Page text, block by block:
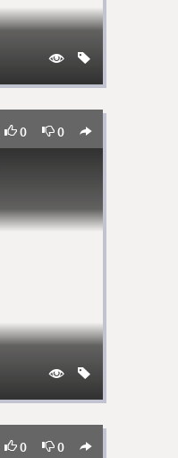
 
0 0 
 
0 0 